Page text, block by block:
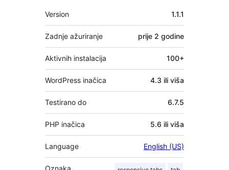
Meta
Version 1.1.1
Zadnje ažuriranje prije 2 godine
Aktivnih instalacija 100+
WordPress inačica 4.3 ili viša
Testirano do 6.7.5
PHP inačica 5.6 ili viša
Language English (US)
Oznaka